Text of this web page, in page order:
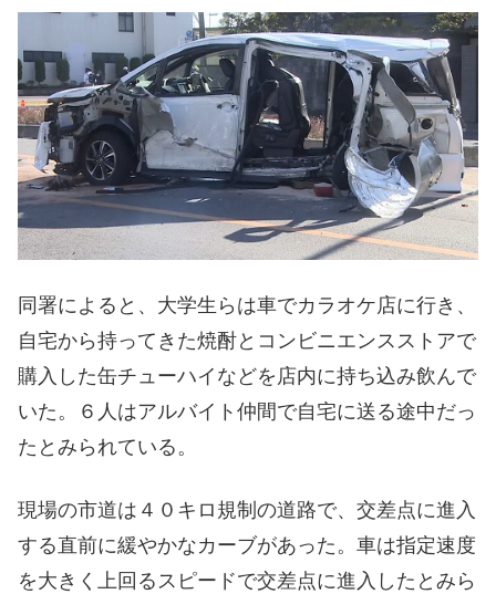
同署によると、大学生らは車でカラオケ店に行き、
自宅から持ってきた焼酎とコンビニエンスストアで
購入した缶チューハイなどを店内に持ち込み飲んで
いた。６人はアルバイト仲間で自宅に送る途中だっ
たとみられている。
現場の市道は４０キロ規制の道路で、交差点に進入
する直前に緩やかなカーブがあった。車は指定速度
を大きく上回るスピードで交差点に進入したとみら